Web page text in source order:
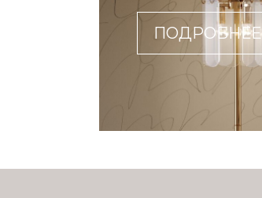
ПОДРОБНЕЕ